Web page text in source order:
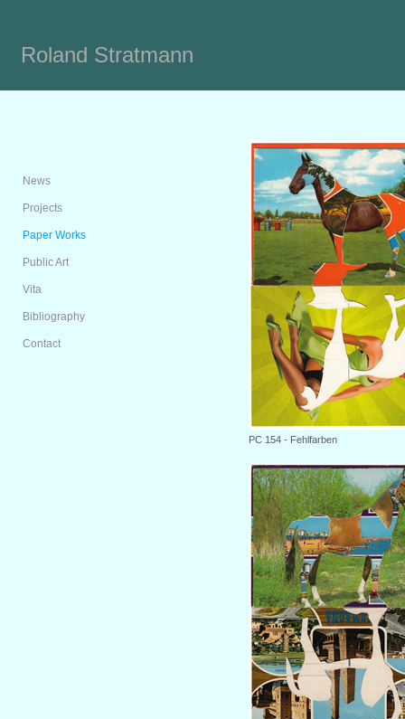
Roland Stratmann
News
Projects
Paper Works
Public Art
Vita
Bibliography
Contact
PC 154 - Fehlfarben